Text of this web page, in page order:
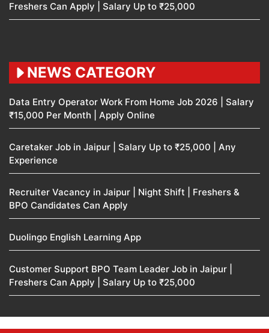
Freshers Can Apply | Salary Up to ₹25,000
NEWS CATEGORY
Data Entry Operator Work From Home Job 2026 | Salary
₹15,000 Per Month | Apply Online
Caretaker Job in Jaipur | Salary Up to ₹25,000 | Any
Experience
Recruiter Vacancy in Jaipur | Night Shift | Freshers &
BPO Candidates Can Apply
Duolingo English Learning App
Customer Support BPO Team Leader Job in Jaipur |
Freshers Can Apply | Salary Up to ₹25,000